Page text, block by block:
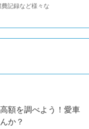
記録など様々な
額を調べよう！愛車
か？